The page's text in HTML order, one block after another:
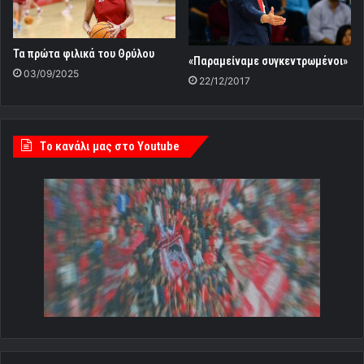
Τα πρώτα φιλικά του Θρύλου
03/09/2025
«Παραμείναμε συγκεντρωμένοι»
22/12/2017
Tο κανάλι μας στο Youtube